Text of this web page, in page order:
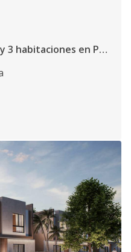
Villas y Townhouses de 2 y 3 habitaciones en Punta Cana